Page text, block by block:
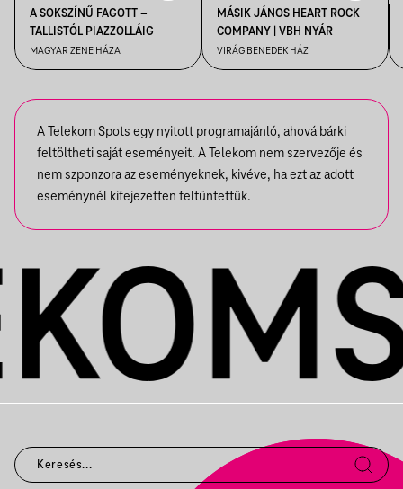
A SOKSZÍNŰ FAGOTT –
TALLISTÓL PIAZZOLLÁIG
MAGYAR ZENE HÁZA
MÁSIK JÁNOS HEART ROCK
COMPANY | VBH NYÁR
VIRÁG BENEDEK HÁZ
A Telekom Spots egy nyitott programajánló, ahová bárki
feltöltheti saját eseményeit. A Telekom nem szervezője és
nem szponzora az eseményeknek, kivéve, ha ezt az adott
eseménynél kifejezetten feltüntettük.